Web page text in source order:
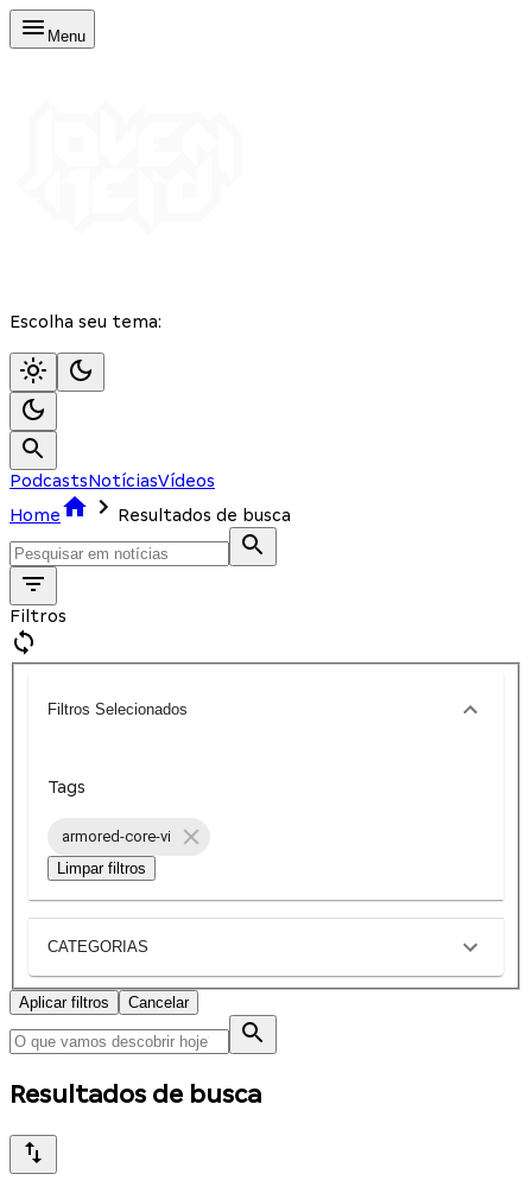
Menu
Escolha seu tema:
PodcastsNotíciasVídeos
Home
Resultados de busca
Filtros
Filtros Selecionados
Tags
armored-core-vi
Limpar filtros
CATEGORIAS
Aplicar filtros Cancelar
Resultados de busca